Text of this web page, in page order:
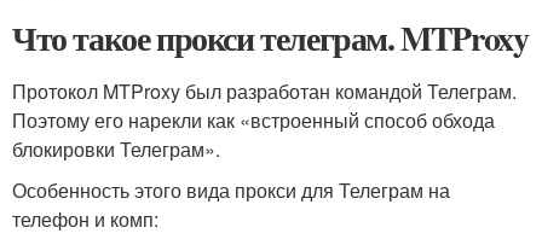
Что такое прокси телеграм. MTProxy
Протокол MTProxy был разработан командой Телеграм.
Поэтому его нарекли как «встроенный способ обхода
блокировки Телеграм».
Особенность этого вида прокси для Телеграм на
телефон и комп: